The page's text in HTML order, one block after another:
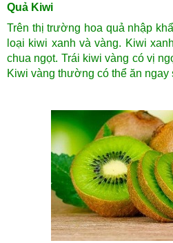
Quả Kiwi
Trên thị trường hoa quả nhập
loại kiwi xanh và vàng. Kiwi
chua ngọt. Trái kiwi vàng có vị
Kiwi vàng thường có thể ăn ngay